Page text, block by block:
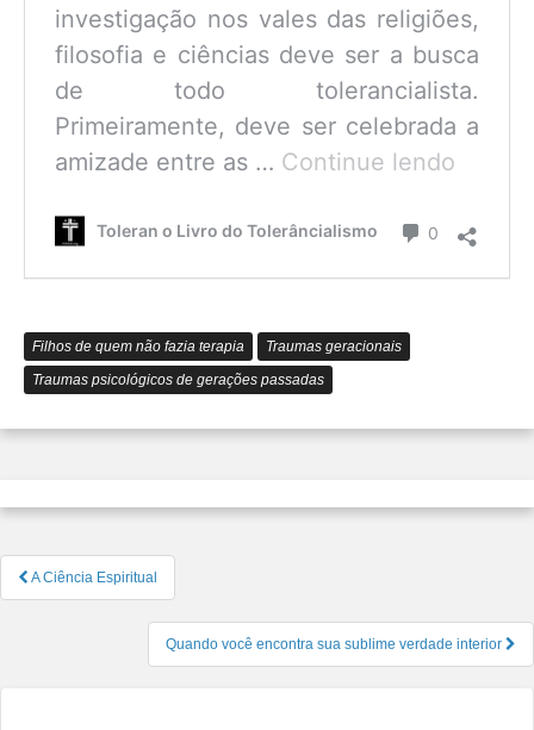
investigação nos vales das religiões,
filosofia e ciências deve ser a busca
de todo tolerancialista.
Primeiramente, deve ser celebrada a
amizade entre as … Continue lendo
é
Toleran o Livro do Tolerâncialismo 0 Comentário
Filhos de quem não fazia terapia
Traumas geracionais
Traumas psicológicos de gerações passadas
Navegação
de
A Ciência Espiritual
Quando você encontra sua sublime verdade interior